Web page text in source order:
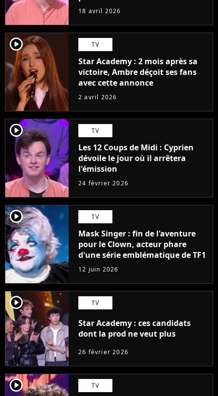
plus"
18 avril 2026
player2 TV
Star Academy : 2 mois après sa
victoire, Ambre déçoit ses fans
avec cette annonce
2 avril 2026
player2 TV
Les 12 Coups de Midi : Cyprien
dévoile le jour où il arrêtera
l'émission
24 février 2026
player2 TV
Mask Singer : fin de l'aventure
pour le Clown, acteur phare
d'une série emblématique de TF1
12 juin 2026
player2 TV
Star Academy : ces candidats
dont la prod ne veut plus
26 février 2026
player2 TV